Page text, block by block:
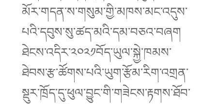
མོར་གདན་ས་གསུམ་གྱི་མཁས་མང་འདུས་
པའི་དབུས་སུ་ཚད་མའི་དམ་བཅའ་བཞག
ཐེངས་འདིར་༢༠༢༡བོད་ཡུལ་སྐྱེ་ཁམས་
ཐེབས་རྩ་ཚོགས་པའི་ཡུག་རྩོམ་རིག་འགྲན་
སྡུར་ཁྲོད་དུ་ཕུལ་བྱུང་གི་གཟེངས་རྟགས་ཐོབ་